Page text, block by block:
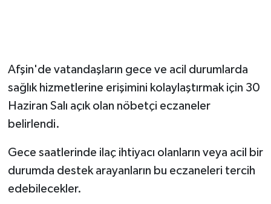
Afşin'de vatandaşların gece ve acil durumlarda
sağlık hizmetlerine erişimini kolaylaştırmak için 30
Haziran Salı açık olan nöbetçi eczaneler
belirlendi.
Gece saatlerinde ilaç ihtiyacı olanların veya acil bir
durumda destek arayanların bu eczaneleri tercih
edebilecekler.